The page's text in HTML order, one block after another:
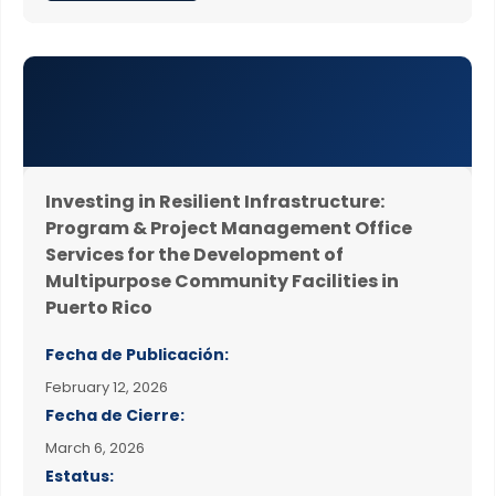
Investing in Resilient Infrastructure:
Program & Project Management Office
Services for the Development of
Multipurpose Community Facilities in
Puerto Rico
Fecha de Publicación:
February 12, 2026
Fecha de Cierre:
March 6, 2026
Estatus: